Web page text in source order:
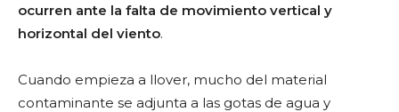
ocurren ante la falta de movimiento vertical y
horizontal del viento.
Cuando empieza a llover, mucho del material
contaminante se adjunta a las gotas de agua y